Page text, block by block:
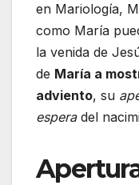
en Mariología,
como María
la venida de
de María a
adviento, su
esperadel